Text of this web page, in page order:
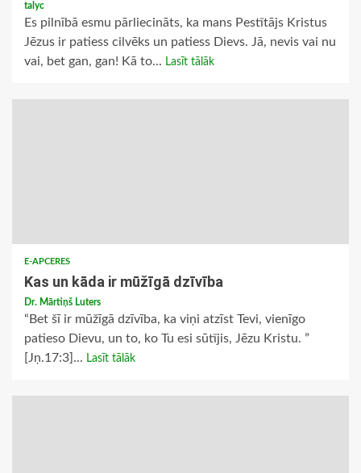
talyc
Es pilnībā esmu pārliecināts, ka mans Pestītājs Kristus
Jēzus ir patiess cilvēks un patiess Dievs. Jā, nevis vai nu
vai, bet gan, gan! Kā to... Lasīt tālāk
E-APCERES
Kas un kāda ir mūžīgā dzīvība
Dr. Mārtiņš Luters
“Bet šī ir mūžīgā dzīvība, ka viņi atzīst Tevi, vienīgo
patieso Dievu, un to, ko Tu esi sūtījis, Jēzu Kristu. ”
[Jņ.17:3]... Lasīt tālāk